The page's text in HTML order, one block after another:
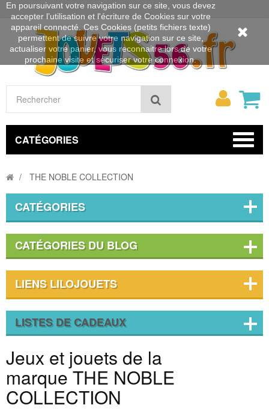
Rechercher
Mon
CATÉGORIES
THE NOBLE COLLECTION
CATÉGORIES
CATÉGORIES DU BLOG
LIENS LILOJOUETS
LISTES DE CADEAUX
Jeux et jouets de la
marque THE NOBLE
COLLECTION
En poursuivant votre navigation sur ce site, vous devez
accepter l’utilisation et l'écriture de Cookies sur votre
appareil connecté. Ces Cookies (petits fichiers texte)
permettent de suivre votre navigation sur ce site,
actualiser votre panier, vous reconnaitre lors de votre
prochaine visite et sécuriser votre connexion.